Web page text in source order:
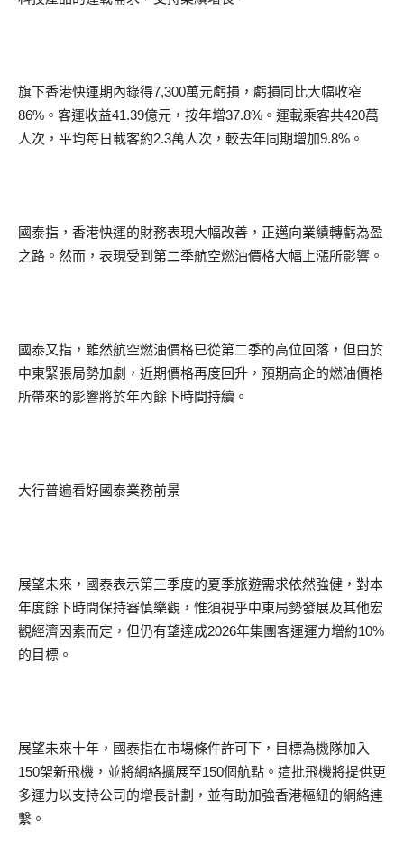
旗下香港快運期內錄得7,300萬元虧損，虧損同比大幅收窄
86%。客運收益41.39億元，按年增37.8%。運載乘客共420萬
人次，平均每日載客約2.3萬人次，較去年同期增加9.8%。
國泰指，香港快運的財務表現大幅改善，正邁向業績轉虧為盈
之路。然而，表現受到第二季航空燃油價格大幅上漲所影響。
國泰又指，雖然航空燃油價格已從第二季的高位回落，但由於
中東緊張局勢加劇，近期價格再度回升，預期高企的燃油價格
所帶來的影響將於年內餘下時間持續。
大行普遍看好國泰業務前景
展望未來，國泰表示第三季度的夏季旅遊需求依然強健，對本
年度餘下時間保持審慎樂觀，惟須視乎中東局勢發展及其他宏
觀經濟因素而定，但仍有望達成2026年集團客運運力增約10%
的目標。
展望未來十年，國泰指在市場條件許可下，目標為機隊加入
150架新飛機，並將網絡擴展至150個航點。這批飛機將提供更
多運力以支持公司的增長計劃，並有助加強香港樞紐的網絡連
繫。